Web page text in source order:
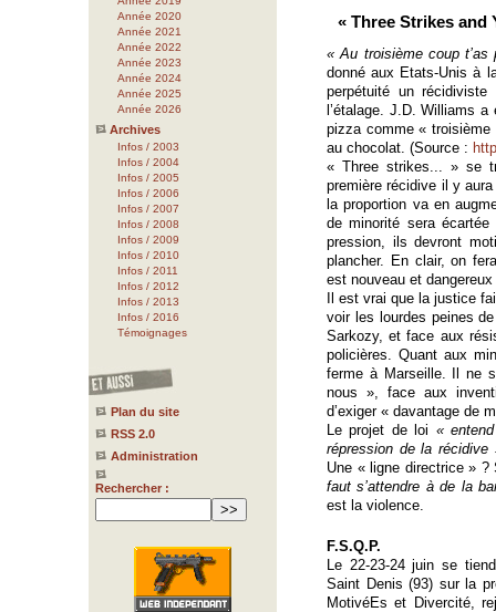
Année 2020
Année 2021
Année 2022
Année 2023
Année 2024
Année 2025
Année 2026
Archives
Infos / 2003
Infos / 2004
Infos / 2005
Infos / 2006
Infos / 2007
Infos / 2008
Infos / 2009
Infos / 2010
Infos / 2011
Infos / 2012
Infos / 2013
Infos / 2016
Témoignages
Plan du site
RSS 2.0
Administration
Rechercher :
« Three Strikes and
« Au troisième coup t’as
donné aux Etats-Unis à
perpétuité un
l’étalage. J.D. Williams
pizza comme «
au chocolat. (Source :
« Three strikes... » se
première récidive il y
la proportion va en
de minorité sera
pression, ils devront
plancher. En clair, on
est nouveau et
Il est vrai que la justice
voir les lourdes peines
Sarkozy, et face aux
policières. Quant aux
ferme à Marseille. Il ne
nous », face aux
d’exiger « davantage de
Le projet de loi «
répression de la récidive
Une « ligne directrice »
faut s’attendre à de la
est la violence.
F.S.Q.P.
Le 22-23-24 juin se
Saint Denis (93) sur la
MotivéEs et Divercité,